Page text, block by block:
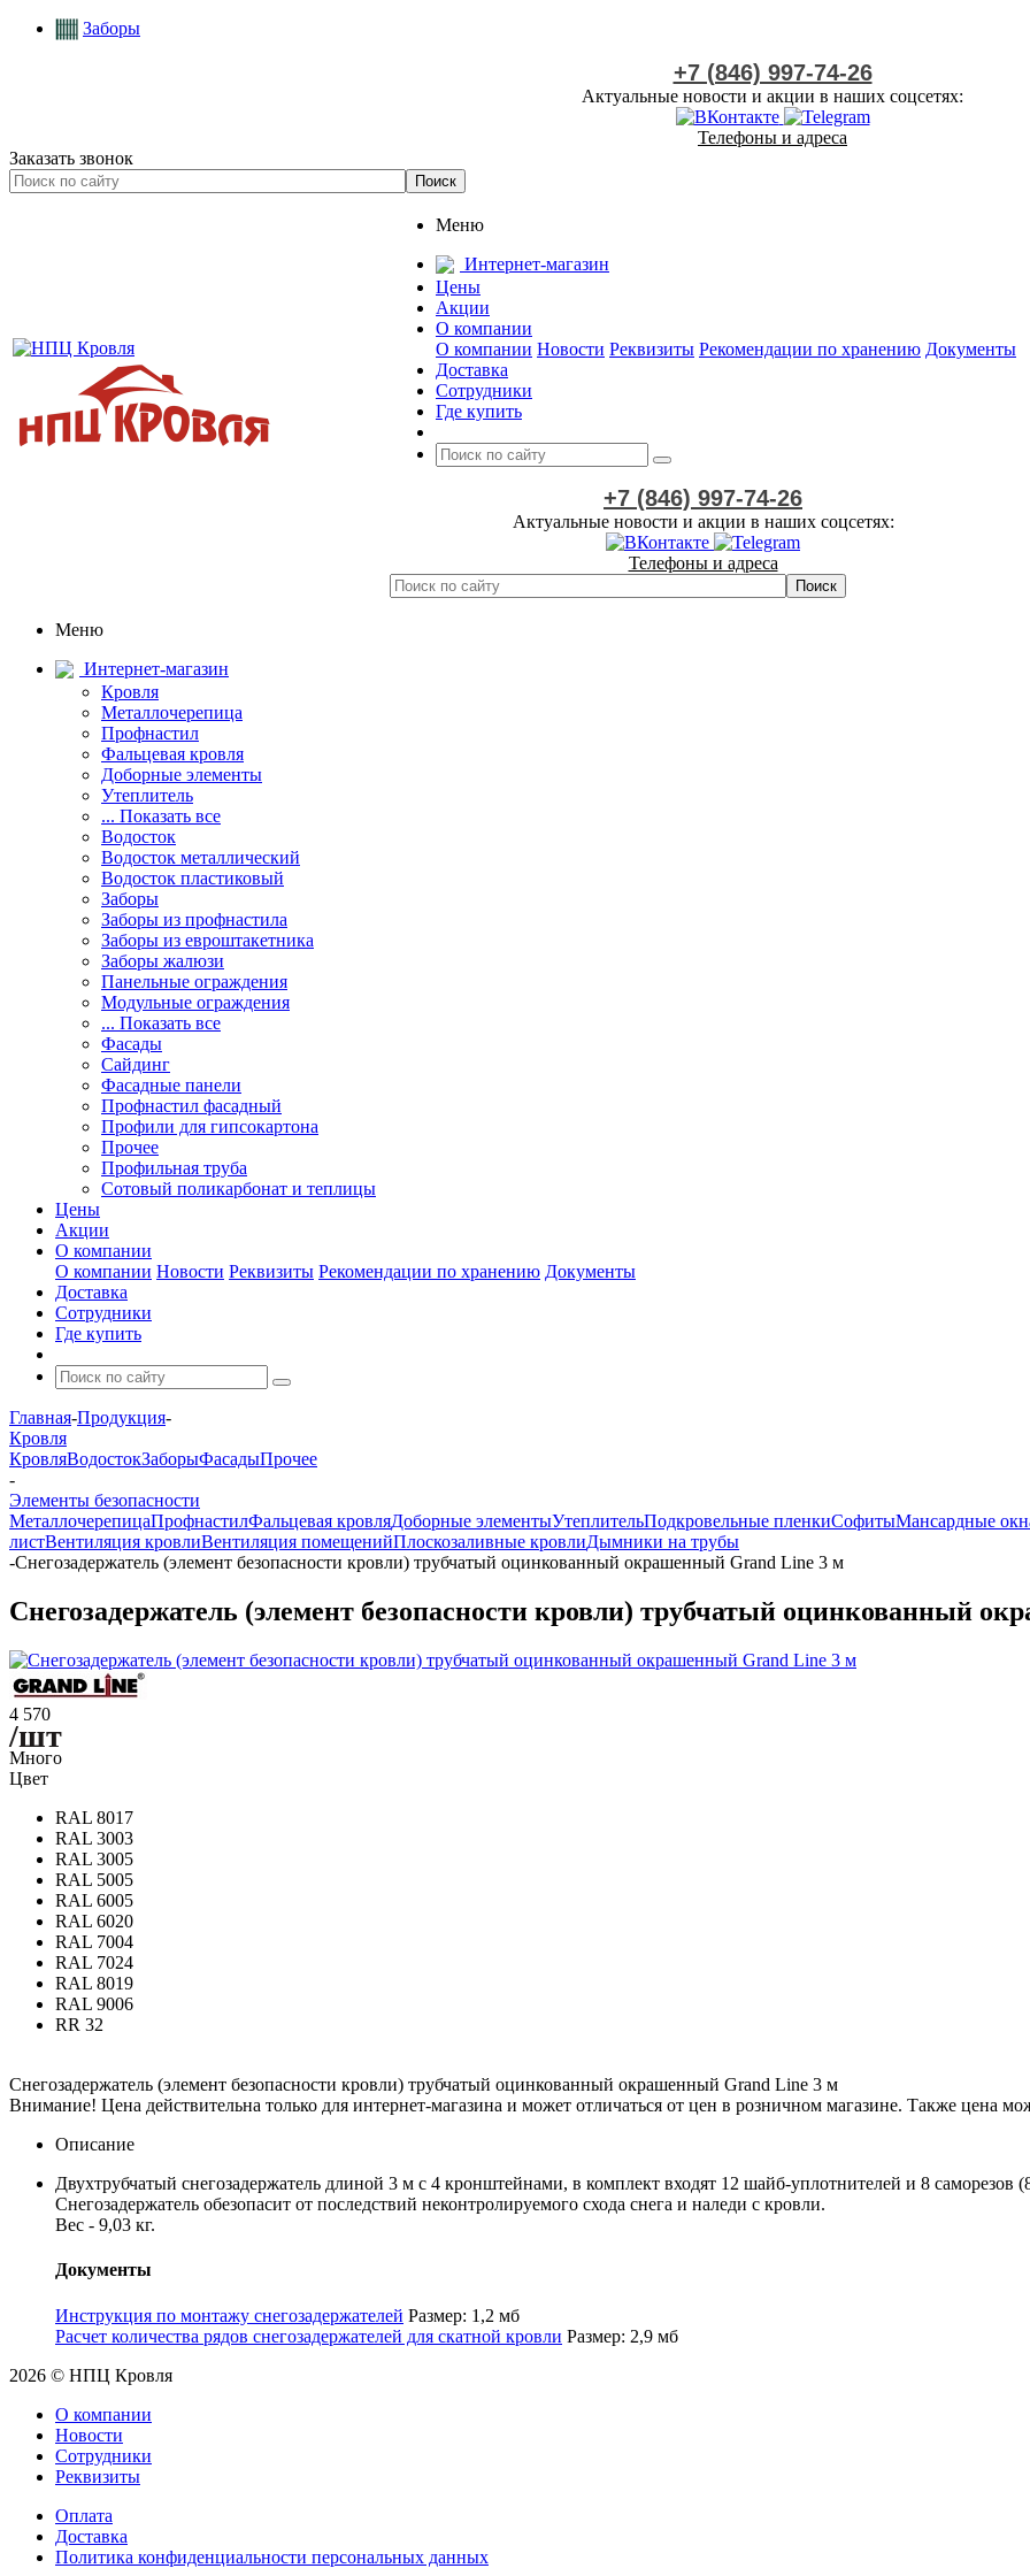
Заборы
+7 (846) 997-74-26
Актуальные новости и акции в наших соцсетях:
Телефоны и адреса
Заказать звонок
Меню
Интернет-магазин
Цены
Акции
О компании
О компании Новости Реквизиты Рекомендации по хранению Документы
Доставка
Сотрудники
Где купить
+7 (846) 997-74-26
Актуальные новости и акции в наших соцсетях:
Телефоны и адреса
Меню
Интернет-магазин
Кровля
Металлочерепица
Профнастил
Фальцевая кровля
Доборные элементы
Утеплитель
... Показать все
Водосток
Водосток металлический
Водосток пластиковый
Заборы
Заборы из профнастила
Заборы из евроштакетника
Заборы жалюзи
Панельные ограждения
Модульные ограждения
... Показать все
Фасады
Сайдинг
Фасадные панели
Профнастил фасадный
Профили для гипсокартона
Прочее
Профильная труба
Сотовый поликарбонат и теплицы
Цены
Акции
О компании
О компании Новости Реквизиты Рекомендации по хранению Документы
Доставка
Сотрудники
Где купить
Главная-Продукция-
Кровля
КровляВодостокЗаборыФасадыПрочее
-
Элементы безопасности
МеталлочерепицаПрофнастилФальцевая кровляДоборные элементыУтеплительПодкровельные пленкиСофитыМансардные
листВентиляция кровлиВентиляция помещенийПлоскозаливные кровлиДымники на трубы
-Снегозадержатель (элемент безопасности кровли) трубчатый оцинкованный окрашенный Grand Line 3 м
Снегозадержатель (элемент безопасности кровли) трубчатый оцинкованный
4 570
/шт
Много
Цвет
RAL 8017
RAL 3003
RAL 3005
RAL 5005
RAL 6005
RAL 6020
RAL 7004
RAL 7024
RAL 8019
RAL 9006
RR 32
Снегозадержатель (элемент безопасности кровли) трубчатый оцинкованный окрашенный Grand Line 3 м
Внимание! Цена действительна только для интернет-магазина и может отличаться от цен в розничном магазине. Также цена
Описание
Двухтрубчатый снегозадержатель длиной 3 м с 4 кронштейнами, в комплект входят 12 шайб-уплотнителей и 8 саморезов
Снегозадержатель обезопасит от последствий неконтролируемого схода снега и наледи с кровли.
Вес - 9,03 кг.
Документы
Инструкция по монтажу снегозадержателей Размер: 1,2 мб
Расчет количества рядов снегозадержателей для скатной кровли Размер: 2,9 мб
2026 © НПЦ Кровля
О компании
Новости
Сотрудники
Реквизиты
Оплата
Доставка
Политика конфиденциальности персональных данных